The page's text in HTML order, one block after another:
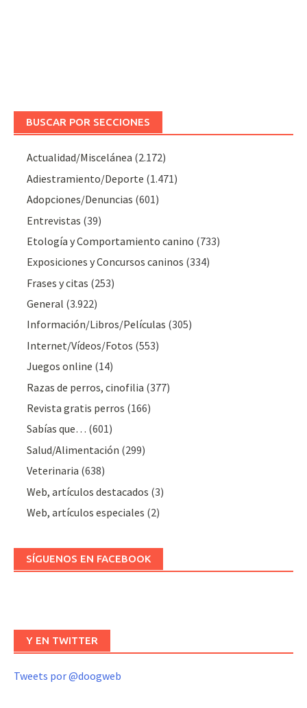
BUSCAR POR SECCIONES
Actualidad/Miscelánea (2.172)
Adiestramiento/Deporte (1.471)
Adopciones/Denuncias (601)
Entrevistas (39)
Etología y Comportamiento canino (733)
Exposiciones y Concursos caninos (334)
Frases y citas (253)
General (3.922)
Información/Libros/Películas (305)
Internet/Vídeos/Fotos (553)
Juegos online (14)
Razas de perros, cinofilia (377)
Revista gratis perros (166)
Sabías que… (601)
Salud/Alimentación (299)
Veterinaria (638)
Web, artículos destacados (3)
Web, artículos especiales (2)
SÍGUENOS EN FACEBOOK
Y EN TWITTER
Tweets por @doogweb